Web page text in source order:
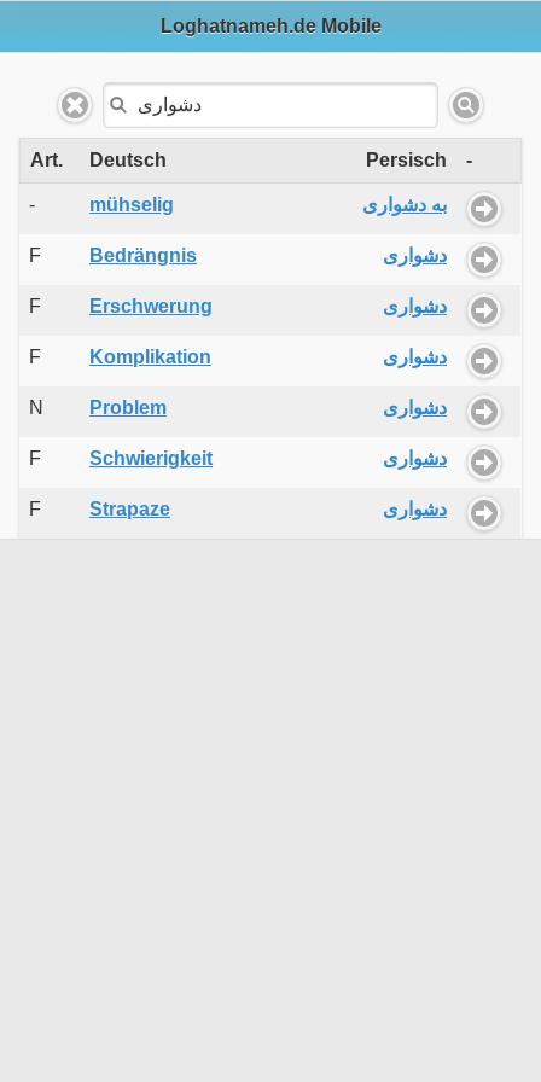
Loghatnameh.de Mobile
Art. Deutsch Persisch -
- mühselig به دشواری
F Bedrängnis دشواری
F Erschwerung دشواری
F Komplikation دشواری
N Problem دشواری
F Schwierigkeit دشواری
F Strapaze دشواری